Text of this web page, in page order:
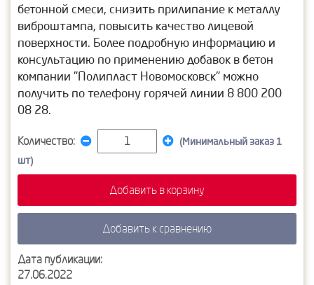
бетонной смеси, снизить прилипание к металлу
виброштампа, повысить качество лицевой
поверхности. Более подробную информацию и
консультацию по применению добавок в бетон
компании "Полипласт Новомосковск" можно
получить по телефону горячей линии 8 800 200
08 28.
Количество:
(Минимальный заказ 1
шт)
Добавить в корзину
Добавить к сравнению
Дата публикации:
27.06.2022